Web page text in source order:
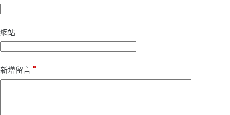
網站
新增留言 *